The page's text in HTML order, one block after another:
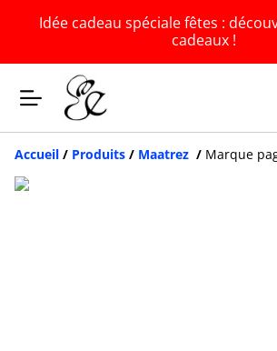
Idée cadeau spéciale fêtes :
cadeaux !
Accueil / Produits / Maatrez / Marque